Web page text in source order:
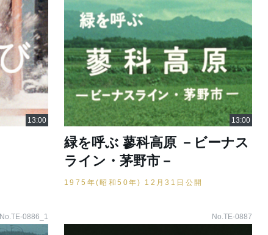
緑を呼ぶ 蓼科高原 －ビーナス
ライン・茅野市－
1975年(昭和50年) 12月31日公開
No.TE-0886_1 No.TE-0887